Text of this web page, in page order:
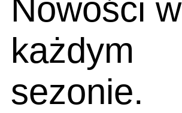
Nowości w
każdym
sezonie.